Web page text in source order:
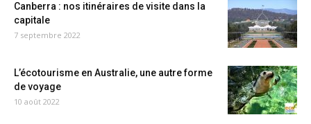
Canberra : nos itinéraires de visite dans la
capitale
7 septembre 2022
L’écotourisme en Australie, une autre forme
de voyage
10 août 2022